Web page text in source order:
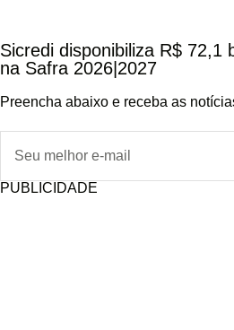
Sicredi disponibiliza R$ 72,1
na Safra 2026|2027
Preencha abaixo e receba as
PUBLICIDADE